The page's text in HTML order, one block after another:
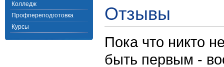
Колледж
Профпереподготовка
Курсы
Отзывы
Пока что никто
быть первым -